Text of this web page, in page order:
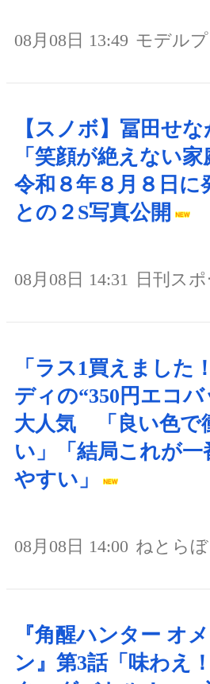
08月08日 13:49 モデル
【スノボ】冨田せ
「笑顔が絶えない家
令和８年８月８日
との２S写真公開
08月08日 14:31 日刊ス
「ラス1買えました
ディの“350円エコ
大人気 「良い色で
い」「結局これが一
やすい」
08月08日 14:00 ねとらぼ
『角醒ハンター オ
ン』第3話「味わえ